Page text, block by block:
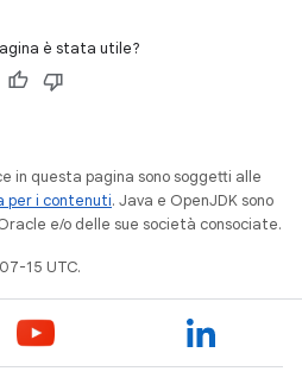
è stata utile?
in questa pagina sono soggetti alle
per i contenuti. Java e OpenJDK sono
e/o delle sue società consociate.
15 UTC.